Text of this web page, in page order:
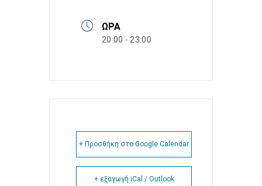
ΏΡΑ
20:00 - 23:00
+ Προσθήκη στο Google Calendar
+ εξαγωγή iCal / Outlook